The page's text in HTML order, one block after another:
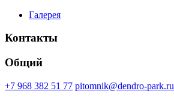
Галерея
Контакты
Общий
+7 968 382 51 77 pitomnik@dendro-park.ru